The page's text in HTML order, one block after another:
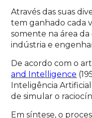
Através das suas
tem ganhado cada
somente na área
indústria e
De acordo com o
and Intelligence
Inteligência
de simular o
Em síntese, o